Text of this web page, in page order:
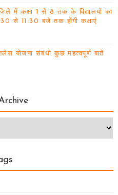
में कक्षा 1 से 8 तक के विद्यालयों का
से 11:30 बजे तक होंगी कक्षाएं
योजना संबंधी कुछ महत्वपूर्ण बातें